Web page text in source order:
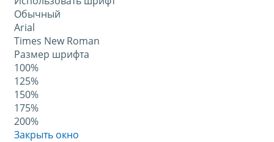
Обычный
Arial
Times New Roman
Размер шрифта
100%
125%
150%
175%
200%
Закрыть окно